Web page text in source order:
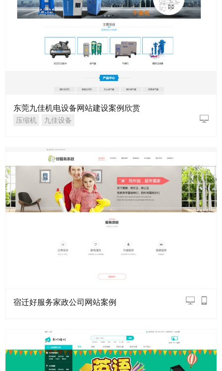
东莞九佳机电设备网站建设案例欣赏
压缩机 九佳设备
宿迁好服务家政公司网站案例